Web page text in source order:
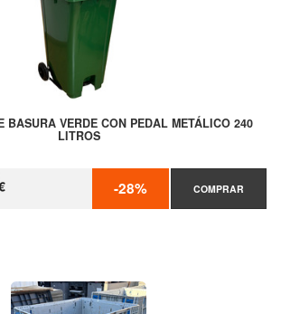
BASURA VERDE CON PEDAL METÁLICO 240
LITROS
-28% COMPRAR